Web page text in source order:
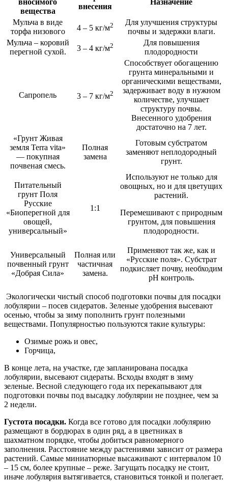
вносимого
вещества
внесения
Назначение
Мульча в виде
торфа низового
4 – 5 кг/м2
Для улучшения структуры
почвы и задержки влаги.
Мульча – коровий
перегной сухой.
3 – 4 кг/м2
Для повышения
плодородности
Сапропель 3 – 7 кг/м2
Способствует обогащению
грунта минеральными и
органическими веществами,
задерживает воду в нужном
количестве, улучшает
структуру почвы.
Внесенного удобрения
достаточно на 7 лет.
«Грунт Живая
земля Terra vita»
— покупная
почвеная смесь.
Полная
замена
Готовым субстратом
заменяют неплодородный
грунт.
Питательный
грунт Поля
Русские
«Биоперегной для
овощей,
универсальный»
1:1
Используют не только для
овощных, но и для цветущих
растений.
Перемешивают с природным
грунтом, для повышения
плодородности.
Универсальный
почвенный грунт
«Добрая Сила»
Полная или
частичная
замена.
Применяют так же, как и
«Русские поля». Субстрат
подкисляет почву, необходим
рН контроль.
Экологически чистый способ подготовки почвы для посадки
лобулярии – посев сидератов. Зеленые удобрения высевают
осенью, чтобы за зиму пополнить грунт полезными
веществами. Популярностью пользуются такие культуры:
Озимые рожь и овес,
Горчица,
В конце лета, на участке, где запланирована посадка
лобулярии, высевают сидераты. Всходы входят в зиму
зеленые. Весной следующего года их перекапывают для
подготовки почвы под высадку лобулярии не позднее, чем за
2 недели.
Густота посадки. Когда все готово для посадки лобулярию
размещают в бордюрах в один ряд, а в цветниках в
шахматном порядке, чтобы добиться равномерного
заполнения. Расстояние между растениями зависит от размера
растений. Самые миниатюрные высаживают с интервалом 10
– 15 см, более крупные – реже. Загущать посадку не стоит,
иначе лобулярия вытягивается, становиться тонкой и полегает.